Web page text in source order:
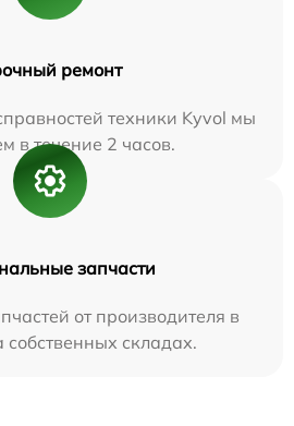
ремонт
техники Kyvol мы
в течение 2 часов.
запчасти
от производителя в
складах.